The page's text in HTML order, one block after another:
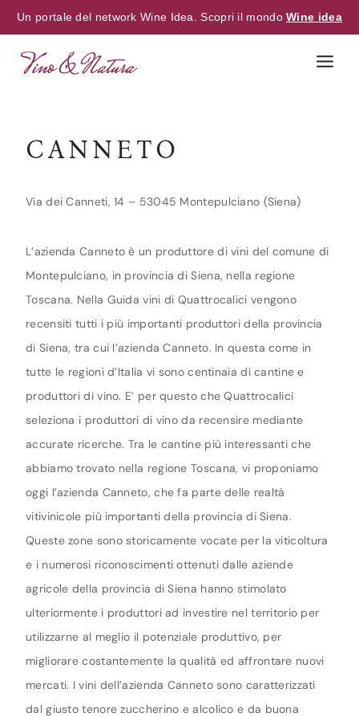
Un portale del network Wine Idea. Scopri il mondoWine idea
CANNETO
Via dei Canneti, 14 – 53045 Montepulciano (Siena)
L’azienda Canneto è un produttore di vini del comune di
Montepulciano, in provincia di Siena, nella regione
Toscana. Nella Guida vini di Quattrocalici vengono
recensiti tutti i più importanti produttori della provincia
di Siena, tra cui l’azienda Canneto. In questa come in
tutte le regioni d’Italia vi sono centinaia di cantine e
produttori di vino. E’ per questo che Quattrocalici
seleziona i produttori di vino da recensire mediante
accurate ricerche. Tra le cantine più interessanti che
abbiamo trovato nella regione Toscana, vi proponiamo
oggi l’azienda Canneto, che fa parte delle realtà
vitivinicole più importanti della provincia di Siena.
Queste zone sono storicamente vocate per la viticoltura
e i numerosi riconoscimenti ottenuti dalle aziende
agricole della provincia di Siena hanno stimolato
ulteriormente i produttori ad investire nel territorio per
utilizzarne al meglio il potenziale produttivo, per
migliorare costantemente la qualità ed affrontare nuovi
mercati. I vini dell’azienda Canneto sono caratterizzati
dal giusto tenore zuccherino e alcolico e da buona